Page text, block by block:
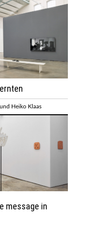
Heiko Klaas
message in